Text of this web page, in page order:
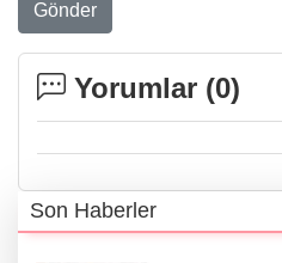
Gönder
Yorumlar (0)
Son Haberler